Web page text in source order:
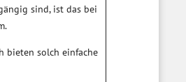
sind, ist das bei
bieten solch einfache